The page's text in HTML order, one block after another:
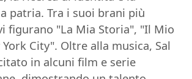
patria. Tra i suoi brani più
figurano "La Mia Storia", "Il Mio
York City". Oltre alla musica, Sal
in alcuni film e serie